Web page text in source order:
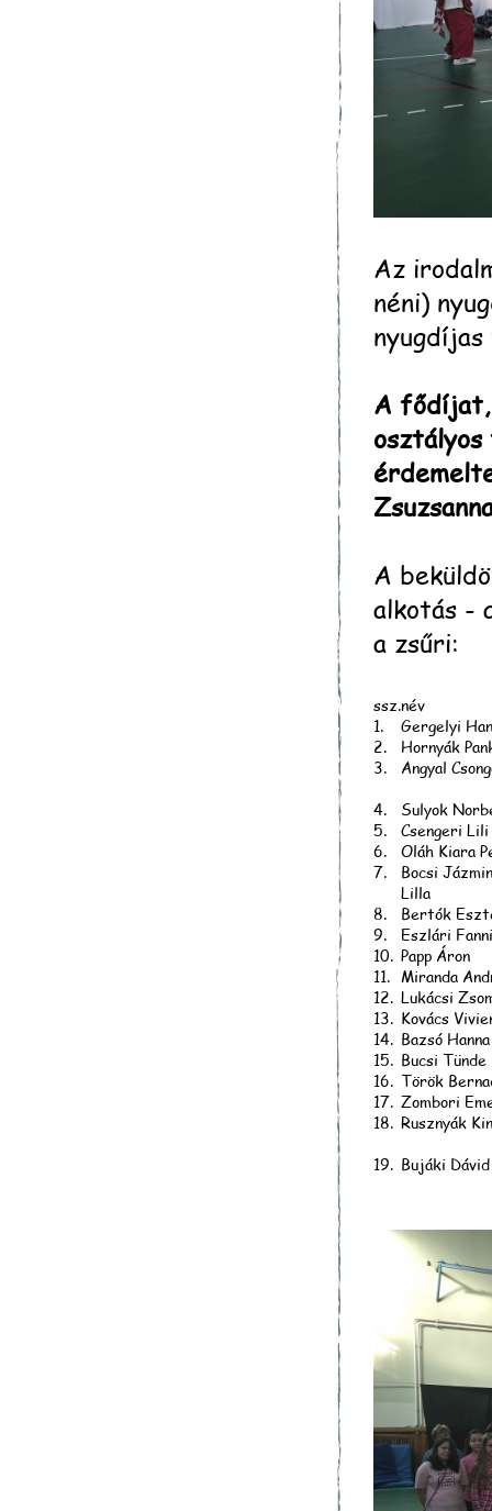
Az
néni)
A fődíjat,
A
alkotás -
a zsűri:
ssz.név
1.
Gergelyi
2.
Hornyák
3.
Angyal
4.
Sulyok
5.
Csengeri Lili
6.
Oláh Kiara
7.
Bocsi
Lilla
8.
Bertók
9.
Eszlári Fanni
10. Papp Áron
11. Miranda
12. Lukácsi
13. Kovács
14. Bazsó
15. Bucsi Tünde
16. Török
17. Zombori
18. Rusznyák
19. Bujáki